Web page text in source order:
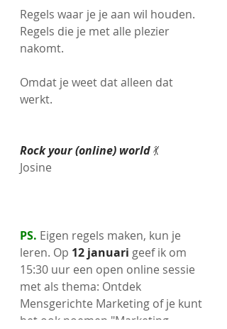
Regels waar je je aan wil houden.
Regels die je met alle plezier
nakomt.
Omdat je weet dat alleen dat
werkt.
Rock your (online) world 💃
Josine
PS. Eigen regels maken, kun je
leren. Op 12 januari geef ik om
15:30 uur een open online sessie
met als thema: Ontdek
Mensgerichte Marketing of je kunt
het ook noemen "Marketing